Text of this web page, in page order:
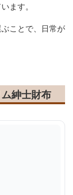
ます。
ことで、日常が
紳士財布